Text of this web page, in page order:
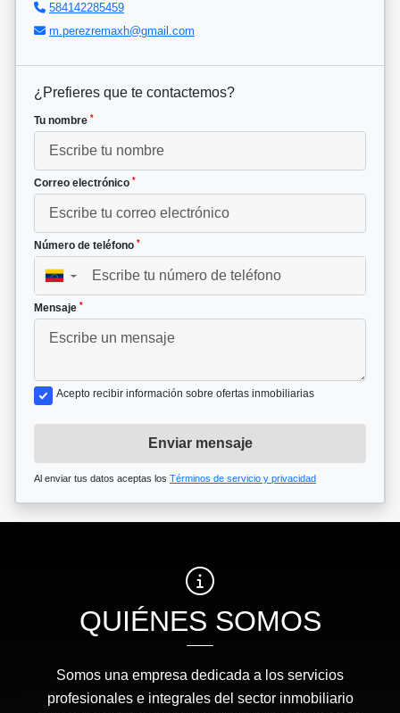
584142285459
m.perezremaxh@gmail.com
¿Prefieres que te contactemos?
Tu nombre *
Correo electrónico *
Número de teléfono *
▼
Mensaje *
Acepto recibir información sobre ofertas inmobiliarias
Enviar mensaje
Al enviar tus datos aceptas los Términos de servicio y privacidad
QUIÉNES SOMOS
Somos una empresa dedicada a los servicios
profesionales e integrales del sector inmobiliario